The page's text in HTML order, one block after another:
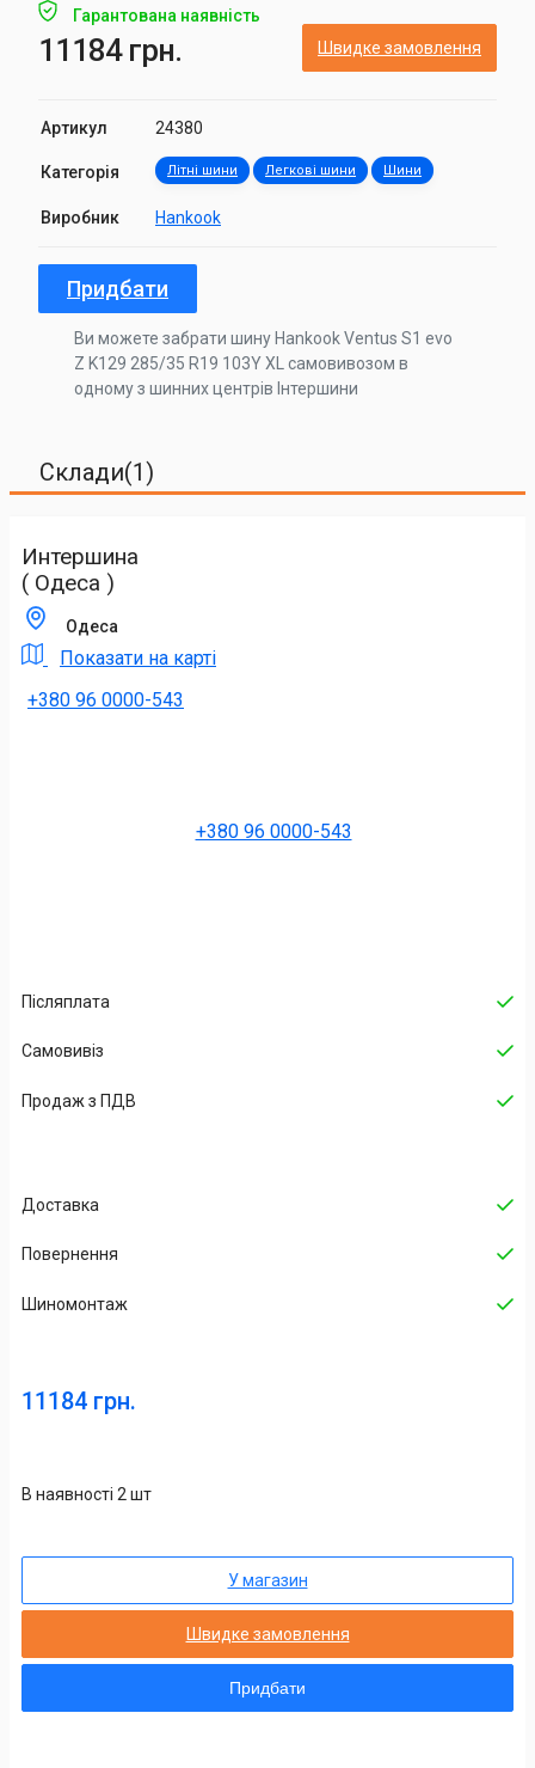
Гарантована наявність
11184 грн. Швидке замовлення
Артикул 24380
Категорія Літні шини Легкові шини Шини
Виробник Hankook
Придбати
Ви можете забрати шину Hankook Ventus S1 evo
Z K129 285/35 R19 103Y XL самовивозом в
одному з шинних центрів Інтершини
Склади(1)
Интершина
( Одеса )
Одеса
Показати на карті
+380 96 0000-543
+380 96 0000-543
Післяплата
Самовивіз
Продаж з ПДВ
Доставка
Повернення
Шиномонтаж
11184 грн.
В наявності 2 шт
У магазин
Швидке замовлення
Придбати